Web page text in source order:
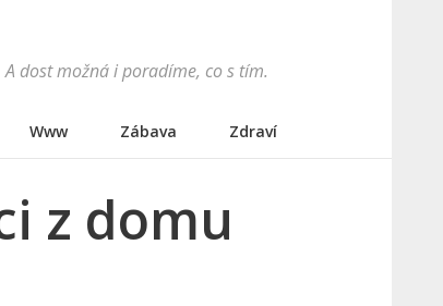
dost možná i poradíme, co s tím.
Www Zábava Zdraví
z domu